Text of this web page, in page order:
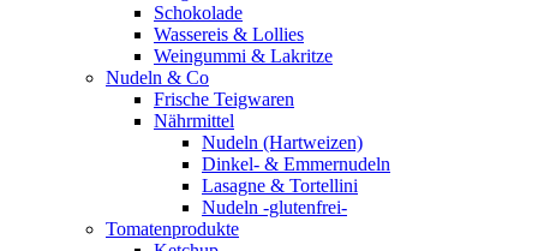
Schokolade
Wassereis & Lollies
Weingummi & Lakritze
Nudeln & Co
Frische Teigwaren
Nährmittel
Nudeln (Hartweizen)
Dinkel- & Emmernudeln
Lasagne & Tortellini
Nudeln -glutenfrei-
Tomatenprodukte